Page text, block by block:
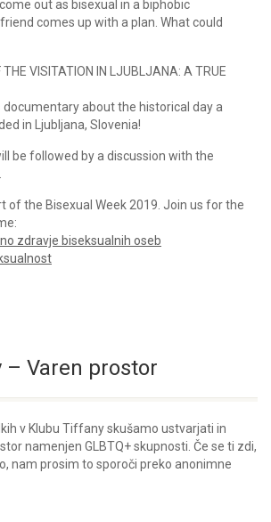
out as bisexual in a biphobic
comes up with a plan. What could
VISITATION IN LJUBLJANA: A TRUE
documentary about the historical day a
in Ljubljana, Slovenia!
be followed by a discussion with the
of the Bisexual Week 2019. Join us for the
zdravje biseksualnih oseb
– Varen prostor
v Klubu Tiffany skušamo ustvarjati in
namenjen GLBTQ+ skupnosti. Če se ti zdi,
nam prosim to sporoči preko anonimne